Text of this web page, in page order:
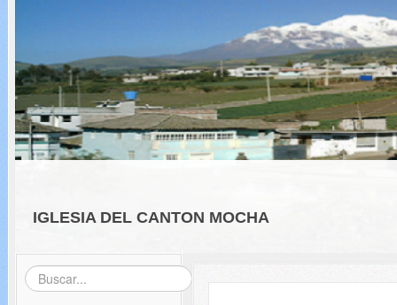
IGLESIA DEL CANTON MOCHA
Buscar...